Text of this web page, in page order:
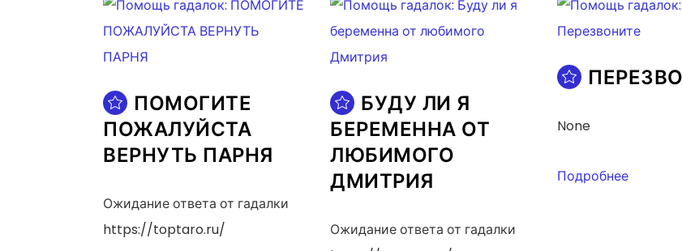
ПОМОГИТЕ
ПОЖАЛУЙСТА
ВЕРНУТЬ ПАРНЯ
Ожидание ответа от гадалки
https://toptaro.ru/
БУДУ ЛИ Я
БЕРЕМЕННА ОТ
ЛЮБИМОГО
ДМИТРИЯ
Ожидание ответа от гадалки
None
Подробнее